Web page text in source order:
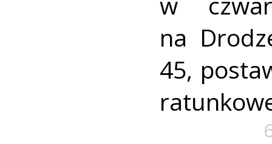
na
45,